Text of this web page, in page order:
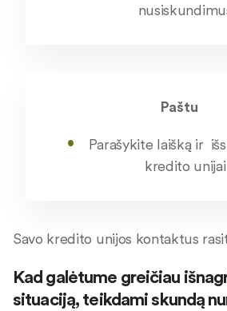
Paštu
Parašykite laišką ir
kredito unijai
Savo kredito unijos kontaktus
Kad galėtume greičiau
situaciją, teikdami skundą